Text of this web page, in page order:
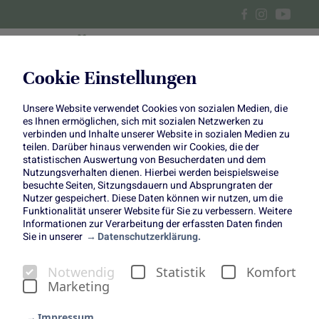
Cookie Einstellungen
Unsere Website verwendet Cookies von sozialen Medien, die
es Ihnen ermöglichen, sich mit sozialen Netzwerken zu
verbinden und Inhalte unserer Website in sozialen Medien zu
teilen. Darüber hinaus verwenden wir Cookies, die der
statistischen Auswertung von Besucherdaten und dem
Nutzungsverhalten dienen. Hierbei werden beispielsweise
besuchte Seiten, Sitzungsdauern und Absprungraten der
Nutzer gespeichert. Diese Daten können wir nutzen, um die
Funktionalität unserer Website für Sie zu verbessern. Weitere
Informationen zur Verarbeitung der erfassten Daten finden
Sie in unserer
Datenschutzerklärung.
Notwendig Statistik
Komfort
Marketing
Zitronenkuchen mit Zimt-
Zwetschgen und geschmortes
Rind mit Zwetschgen
Ob frisch vom Baum
genascht, als Mus eingekocht